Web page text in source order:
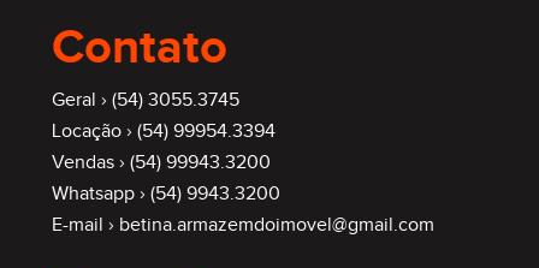
Contato
Geral › (54) 3055.3745
Locação › (54) 99954.3394
Vendas › (54) 99943.3200
Whatsapp › (54) 9943.3200
E-mail › betina.armazemdoimovel@gmail.com